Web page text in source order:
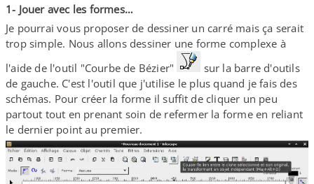
1- Jouer avec les formes…
Je pourrai vous proposer de dessiner un carré mais ça serait
trop simple. Nous allons dessiner une forme complexe à
l'aide de l'outil "Courbe de Bézier"
sur la barre d'outils
de gauche. C'est l'outil que j'utilise le plus quand je fais des
schémas. Pour créer la forme il suffit de cliquer un peu
partout tout en prenant soin de refermer la forme en reliant
le dernier point au premier.